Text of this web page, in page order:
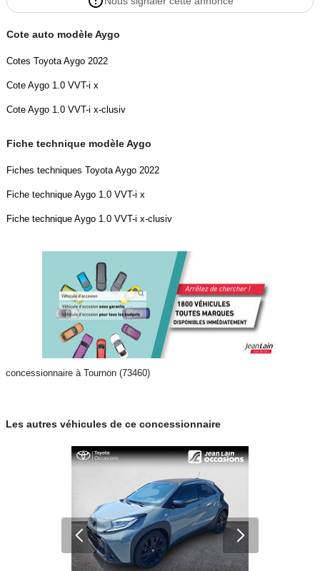
Cote auto modèle Aygo
Cotes Toyota Aygo 2022
Cote Aygo 1.0 VVT-i x
Cote Aygo 1.0 VVT-i x-clusiv
Fiche technique modèle Aygo
Fiches techniques Toyota Aygo 2022
Fiche technique Aygo 1.0 VVT-i x
Fiche technique Aygo 1.0 VVT-i x-clusiv
concessionnaire à Tournon (73460)
Les autres véhicules de ce concessionnaire